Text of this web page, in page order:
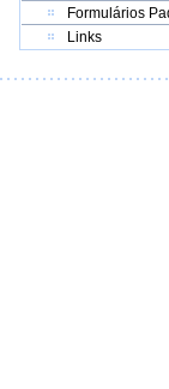
Formulários
Links